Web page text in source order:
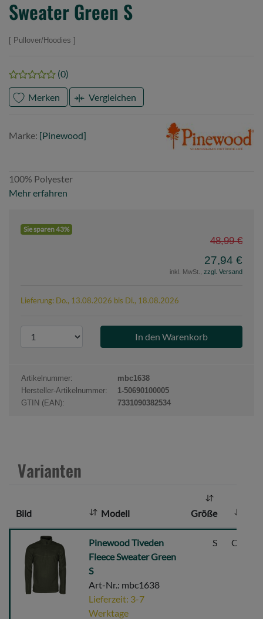
Sweater Green S
Pullover/Hoodies
(0)
Merken Vergleichen
Marke: [Pinewood]
Marke
Pinewood
100% Polyester
Mehr erfahren
Sie sparen 43%
48,99 €
27,94 €
inkl. MwSt., zzgl. Versand
Lieferung: Do., 13.08.2026 bis Di., 18.08.2026
r
d
u
k
a
:
Artikelnummer:
mbc1638
Hersteller-Artikelnummer:
1-50690100005
GTIN (EAN):
7331090382534
Varianten
Bild Modell Größe
Pinewood
Tiveden
Fleece
Sweater
Green
Pinewood Tiveden
Fleece Sweater Green
S
Art-Nr.: mbc1638
Lieferzeit: 3-7
Werktage
S Oliv/